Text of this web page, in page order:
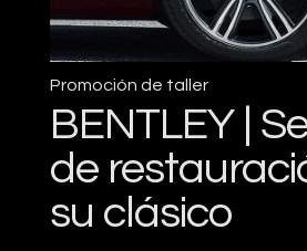
Promoción de taller
BENTLEY |
de
su clásico